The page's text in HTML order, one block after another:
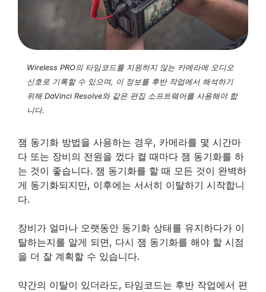
Wireless PRO의 타임코드를 지원하지 않는 카메라에 오디오
신호로 기록할 수 있으며, 이 정보를 후반 작업에서 해석하기
위해 DaVinci Resolve와 같은 편집 소프트웨어를 사용해야 합
니다.
잼 동기화 방법을 사용하는 경우, 카메라를 몇 시간마
다 또는 장비의 전원을 껐다 켤 때마다 잼 동기화를 하
는 것이 좋습니다. 잼 동기화를 할 때 모든 것이 완벽하
게 동기화되지만, 이후에는 서서히 이탈하기 시작합니
다.
장비가 얼마나 오랫동안 동기화 상태를 유지하다가 이
탈하는지를 알게 되면, 다시 잼 동기화를 해야 할 시점
을 더 잘 계획할 수 있습니다.
약간의 이탈이 있더라도, 타임코드는 후반 작업에서 편